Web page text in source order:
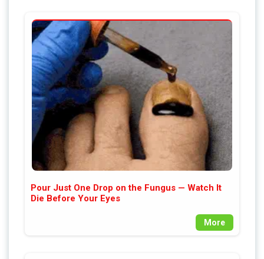
Pour Just One Drop on the Fungus — Watch It
Die Before Your Eyes
More